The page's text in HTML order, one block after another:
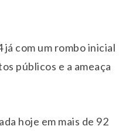
com um rombo inicial
públicos e a ameaça
hoje em mais de 92